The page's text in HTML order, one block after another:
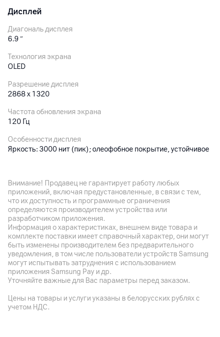
Новый дизайн для стабильной
iPhone 17 Pro и Pro Max получили корпус из матового
алюминия 7000-й серии — лёгкого и прочного
авиационного сплава, обеспечивающего лучшую
теплопередачу среди всех iPhone. Задняя панель с
плато создаёт дополнительное пространство для
компонентов, включая увеличенную батарею.
Антенны интегрированы по периметру корпуса,
формируя самую эффективную антенную систему в
истории iPhone.
Дисплей
Диагональ дисплея
6.9 ″
Технология экрана
OLED
Разрешение дисплея
2868 x 1320
Частота обновления экрана
120 Гц
Особенности дисплея
Яркость: 3000 нит (пик); олеофобное покрытие, устойчивое
Основная камера
Разрешение камеры
48Мп
Разрешение видео
4K
Оптическая стабилизация
да
3 модуля: 48 Мп (основная) + 48 Мп (ультра
широкоугольная) + 48 Мп (телефото); сканер LiDAR (для
Внимание! Продавец не гарантирует работу любых
приложений, включая предустановленные, в связи с тем,
что их доступность и программные ограничения
определяются производителем устройства или
разработчиком приложения.
Информация о характеристиках, внешнем виде товара и
комплекте поставки имеет справочный характер, они могут
быть изменены производителем без предварительного
уведомления, в том числе пользователи устройств Samsung
могут испытывать затруднения с использованием
приложения Samsung Pay и др.
Уточняйте важные для Вас параметры перед заказом.
Цены на товары и услуги указаны в белорусских рублях с
учетом НДС.